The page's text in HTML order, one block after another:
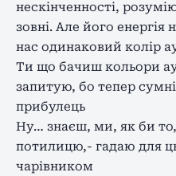
нескінченності,
зовні. Але його
нас одинаковий колір
Ти що бачиш кольори
запитую, бо тепер
прибулець
Ну… знаєш, ми, як би
потилицю,- гадаю для
чарівником